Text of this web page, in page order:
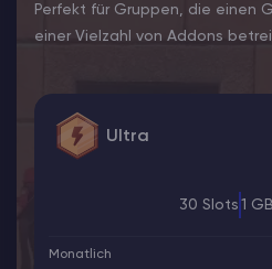
Perfekt für Gruppen, die einen
einer Vielzahl von Addons
Ultra
30 Slots 1
Monatlich